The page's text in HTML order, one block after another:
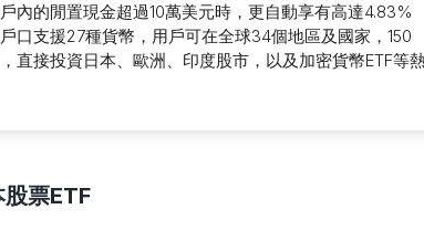
內的閒置現金超過10萬美元時，更自動享有高達4.83%
口支援27種貨幣，用戶可在全球34個地區及國家，150
直接投資日本、歐洲、印度股市，以及加密貨幣ETF等
票ETF